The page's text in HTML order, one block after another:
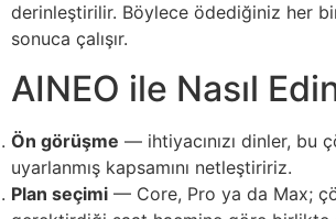
derinleştirilir. Böylece ödediğiniz her
sonuca çalışır.
AINEO ile Nasıl
Ön görüşme — ihtiyacınızı dinler, bu
uyarlanmış kapsamını netleştiririz.
Plan seçimi — Core, Pro ya da Max;